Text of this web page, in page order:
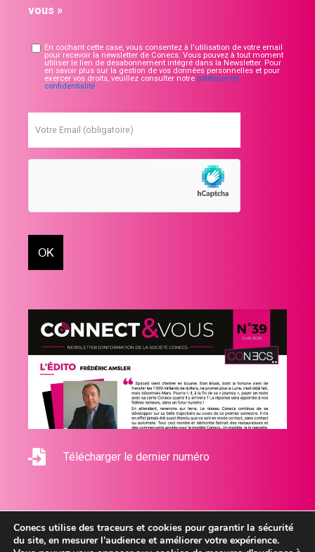
vous »
En cochant cette case, vous consentez à l'utilisation de votre email
pour recevoir la newsletter de Conecs. Vous pouvez à tout moment
utiliser le lien de désabonnement intégré dans la Newsletter. Pour
en savoir plus sur la gestion de vos données personnelles et pour
exercer vos droits, veuillez consulter notre politique de
confidentialité.
Votre Email (obligatoire)
Télécharger le dernier numéro
Conecs utilise des traceurs et cookies pour garantir la sécurité
du site, en mesurer l’audience et améliorer votre expérience.